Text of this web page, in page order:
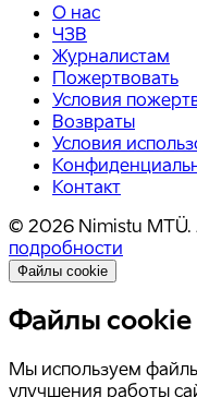
О нас
ЧЗВ
Журналистам
Пожертвовать
Условия
Возвраты
Условия
Контакт
© 2026 Nimistu MTÜ.
подробности
Файлы cookie
Файлы cookie
Мы используем
улучшения работы